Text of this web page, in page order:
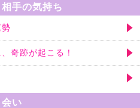
手の気持ち
奇跡が起こる！
い